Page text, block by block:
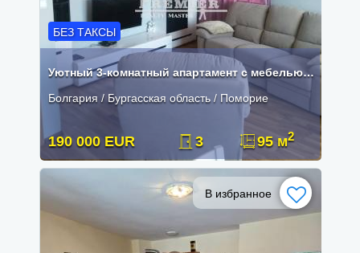
БЕЗ ТАКСЫ
Уютный 3-комнатный апартамент с мебелью рядом с морем
Болгария / Бургасская область / Поморие
190 000 EUR 3 95 м2
В избранное